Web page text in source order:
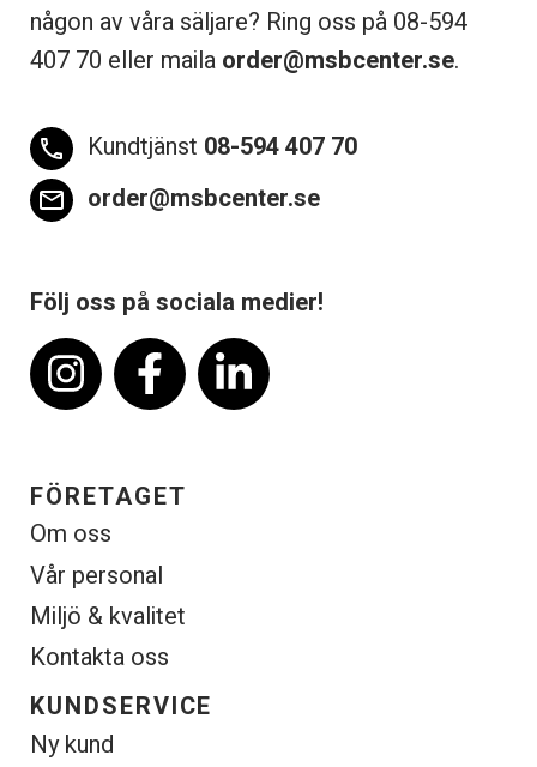
någon av våra säljare? Ring oss på 08-594
407 70 eller maila order@msbcenter.se.
phone Kundtjänst 08-594 407 70
email order@msbcenter.se
Följ oss på sociala medier!
FÖRETAGET
Om oss
Vår personal
Miljö & kvalitet
Kontakta oss
KUNDSERVICE
Ny kund